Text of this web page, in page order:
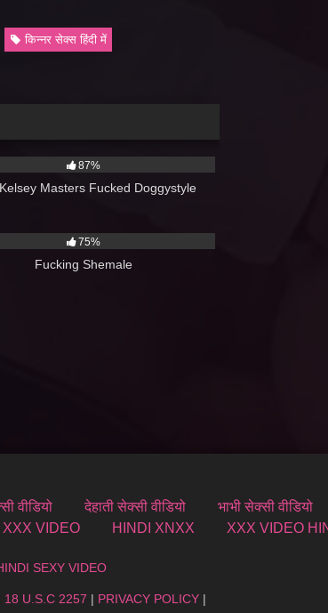
किन्नर सेक्स हिंदी में
87%
Masters Fucked Doggystyle
75%
Fucking Shemale
वीडियो देहाती सेक्सी वीडियो भाभी सेक्सी वीडियो
XXX VIDEO HINDI XNXX XXX VIDEO
SEXY VIDEO
18 U.S.C 2257 | PRIVACY POLICY|